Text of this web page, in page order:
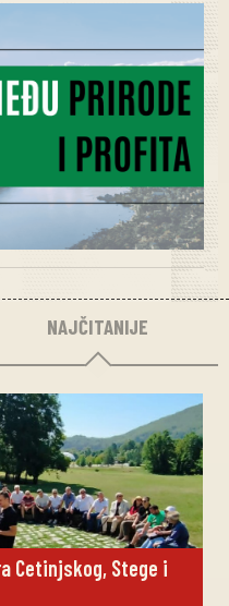
NAJČITANIJE
Cetinjskog, Stege i